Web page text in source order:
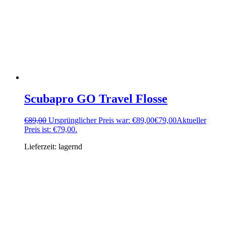
Scubapro GO Travel Flosse
€89,00 Ursprünglicher Preis war: €89,00€79,00Aktueller
Preis ist: €79,00.
Lieferzeit: lagernd